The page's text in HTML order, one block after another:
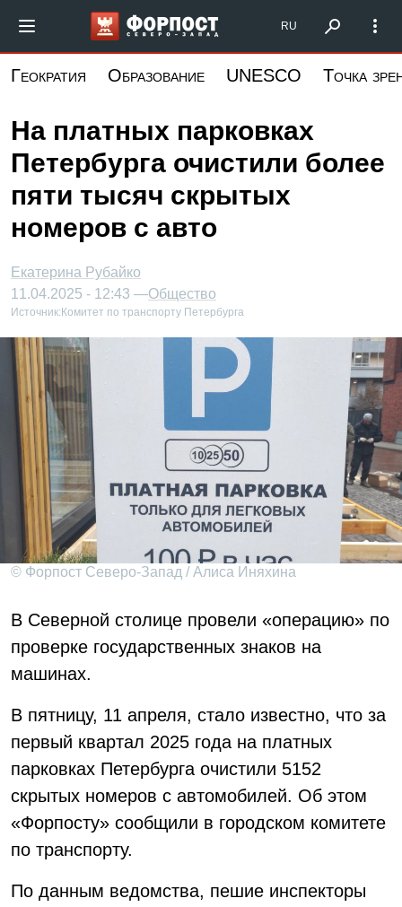
основному
Форпост Северо-Запад
RU
Геократия Образование UNESCO Точка
На платных парковках
Петербурга очистили более
пяти тысяч скрытых
номеров с авто
Екатерина Рубайко
11.04.2025 - 12:43 —Общество
Источник: Комитет по транспорту Петербурга
© Форпост Северо-Запад / Алиса Иняхина
В Северной столице провели «операцию» по
проверке государственных знаков на
машинах.
В пятницу, 11 апреля, стало известно, что за
первый квартал 2025 года на платных
парковках Петербурга очистили 5152
скрытых номеров с автомобилей. Об этом
«Форпосту» сообщили в городском комитете
по транспорту.
По данным ведомства, пешие инспекторы